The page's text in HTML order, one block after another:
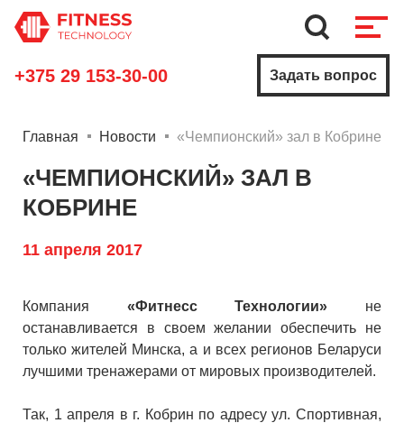
+375 29 153-30-00 Задать вопрос
Главная Новости «Чемпионский» зал в Кобрине
«ЧЕМПИОНСКИЙ» ЗАЛ В
КОБРИНЕ
11 апреля 2017
Компания «Фитнесс Технологии» не
останавливается в своем желании обеспечить не
только жителей Минска, а и всех регионов Беларуси
лучшими тренажерами от мировых производителей.
Так, 1 апреля в г. Кобрин по адресу ул. Спортивная,